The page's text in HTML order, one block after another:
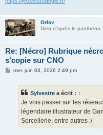
Orlov
Dieu d'après le panthéon
Re: [Nécro] Rubrique
s'copie sur CNO
Mmer. juin 03, 2026 2:49 pm
Sylvestre a écrit : ↑
Je vois passer sur les
légendaire illustrateur de
Sorcellerie, entre autres :/